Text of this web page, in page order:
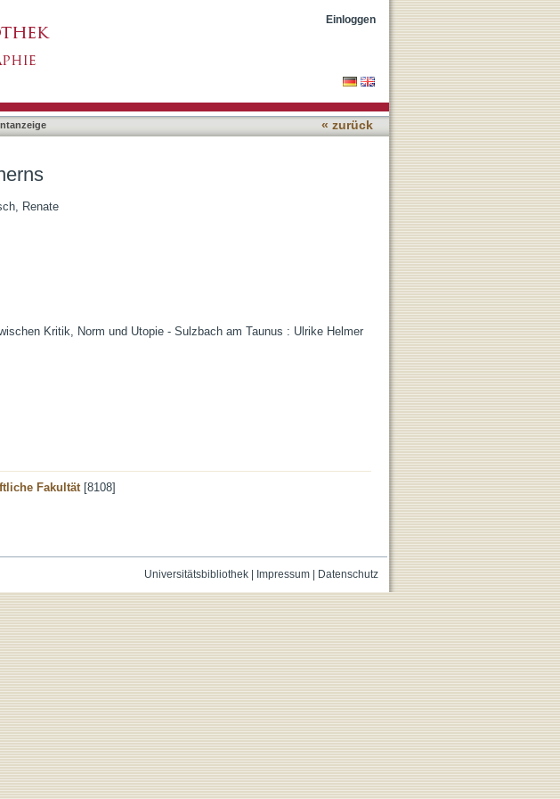
Einloggen
« zurück
Renate
Kritik, Norm und Utopie - Sulzbach am Taunus : Ulrike Helmer
Fakultät[8108]
Universitätsbibliothek| Impressum| Datenschutz